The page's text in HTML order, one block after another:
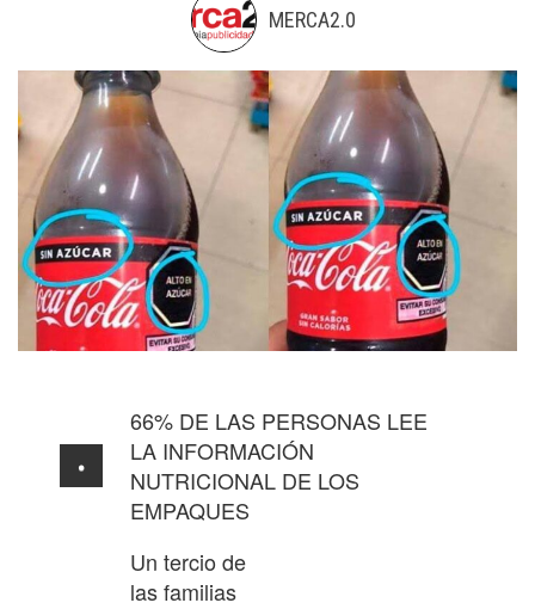
MERCA2.0
66% DE LAS PERSONAS LEE
LA INFORMACIÓN
NUTRICIONAL DE LOS
EMPAQUES
Un tercio de
las familias